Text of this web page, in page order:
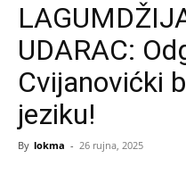
UDARAC:
Cvijanovićki
jeziku!
By lokma - 26 rujna, 2025